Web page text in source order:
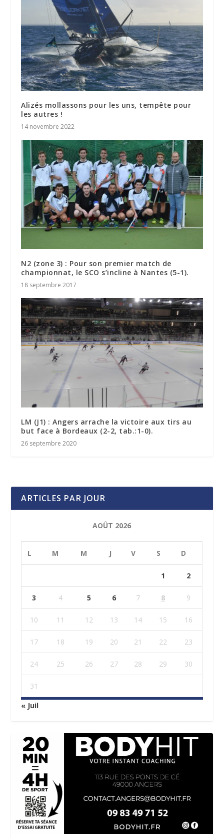
Alizés mollassons pour les uns, tempête pour
les autres !
14 novembre 2022
N2 (zone 3) : Pour son premier match de
championnat, le SCO s’incline à Nantes (5-1).
18 septembre 2017
LM (J1) : Angers arrache la victoire aux tirs au
but face à Bordeaux (2-2, tab.:1-0).
26 septembre 2020
ARTICLES PAR JOUR
AOÛT 2026
L M M J V S D
1 2
3 4 5 6 7 8 9
10 11 12 13 14 15 16
17 18 19 20 21 22 23
24 25 26 27 28 29 30
31
« Juil